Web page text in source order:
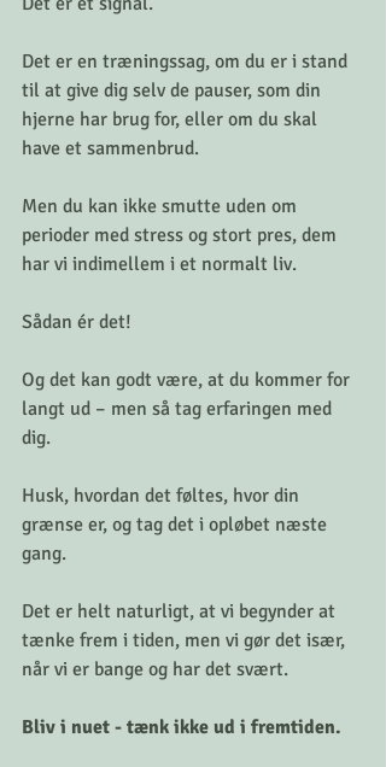
Det er en træningssag, om du er i stand
til at give dig selv de pauser, som din
hjerne har brug for, eller om du skal
have et sammenbrud.
Men du kan ikke smutte uden om
perioder med stress og stort pres, dem
har vi indimellem i et normalt liv.
Sådan ér det!
Og det kan godt være, at du kommer for
langt ud – men så tag erfaringen med
dig.
Husk, hvordan det føltes, hvor din
grænse er, og tag det i opløbet næste
gang.
Det er helt naturligt, at vi begynder at
tænke frem i tiden, men vi gør det især,
når vi er bange og har det svært.
Bliv i nuet - tænk ikke ud i fremtiden.